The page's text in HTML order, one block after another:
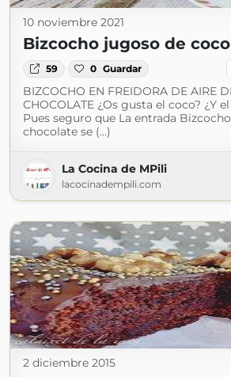
10 noviembre 2021
Bizcocho jugoso de
59 0 Guardar
BIZCOCHO EN FREIDORA DE AIRE
CHOCOLATE ¿Os gusta el coco? ¿Y
Pues seguro que La entrada
chocolate se (...)
La Cocina de MPili
lacocinadempili.com
2 diciembre 2015